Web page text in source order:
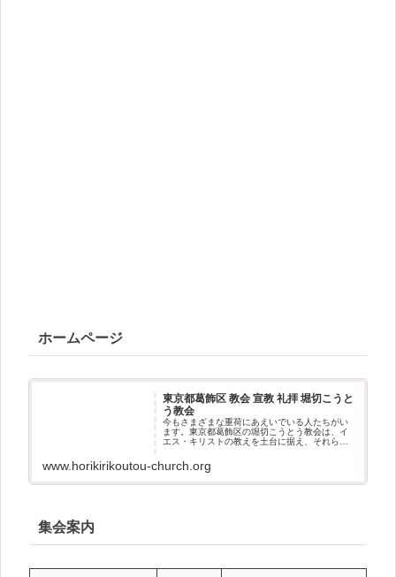
ホームページ
東京都葛飾区 教会 宣教 礼拝 堀切こうと
う教会
今もさまざまな重荷にあえいでいる人たちがい
ます。東京都葛飾区の堀切こうとう教会は、イ
エス・キリストの教えを土台に据え、それらの
す。私たちは、皆様とお会いできる日を楽しみ
にしております。
www.horikirikoutou-church.org
集会案内